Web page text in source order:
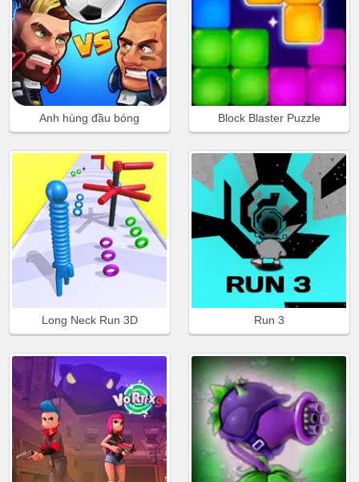
Anh hùng đầu bóng Block Blaster Puzzle
Long Neck Run 3D Run 3